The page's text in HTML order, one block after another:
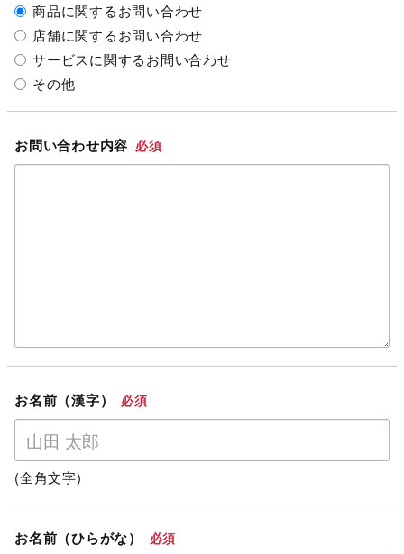
商品に関するお問い合わせ
店舗に関するお問い合わせ
サービスに関するお問い合わせ
その他
お問い合わせ内容 必須
お名前（漢字） 必須
(全角文字)
お名前（ひらがな） 必須